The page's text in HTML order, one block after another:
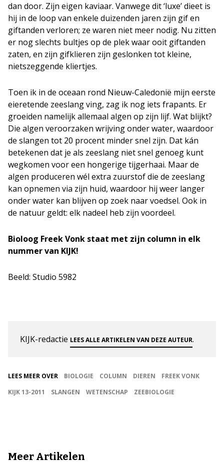
dan door. Zijn eigen kaviaar. Vanwege dit ‘luxe’ dieet is
hij in de loop van enkele duizenden jaren zijn gif en
giftanden verloren; ze waren niet meer nodig. Nu zitten
er nog slechts bultjes op de plek waar ooit giftanden
zaten, en zijn gifklieren zijn geslonken tot kleine,
nietszeggende kliertjes.
Toen ik in de oceaan rond Nieuw-Caledonië mijn eerste
eieretende zeeslang ving, zag ik nog iets frapants. Er
groeiden namelijk allemaal algen op zijn lijf. Wat blijkt?
Die algen veroorzaken wrijving onder water, waardoor
de slangen tot 20 procent minder snel zijn. Dat kán
betekenen dat je als zeeslang niet snel genoeg kunt
wegkomen voor een hongerige tijgerhaai. Maar de
algen produceren wél extra zuurstof die de zeeslang
kan opnemen via zijn huid, waardoor hij weer langer
onder water kan blijven op zoek naar voedsel. Ook in
de natuur geldt: elk nadeel heb zijn voordeel.
Bioloog Freek Vonk staat met zijn column in elk
nummer van KIJK!
Beeld: Studio 5982
KIJK-redactie LEES ALLE ARTIKELEN VAN DEZE AUTEUR.
LEES MEER OVER BIOLOGIE COLUMN DIEREN
FREEK VONK
KIJK 13-2011
SLANGEN WETENSCHAP ZEEBIOLOGIE
Meer Artikelen